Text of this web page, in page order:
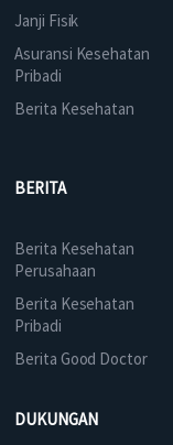
Janji Fisik
Asuransi Kesehatan
Pribadi
Berita Kesehatan
BERITA
Berita Kesehatan
Perusahaan
Berita Kesehatan
Pribadi
Berita Good Doctor
DUKUNGAN